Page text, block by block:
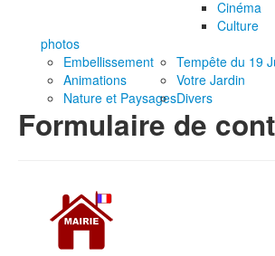
Cinéma
Culture
photos
Embellissement
Animations
Nature et Paysages
Tempête du 19
Votre Jardin
Divers
Formulaire de